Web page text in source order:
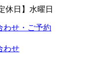
休日】水曜日